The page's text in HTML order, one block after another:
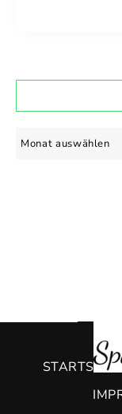
Archiv
STARTSEITE